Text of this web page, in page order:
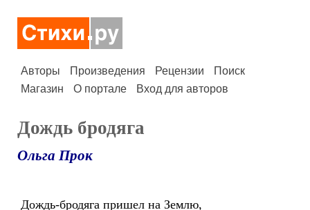
Авторы Произведения Рецензии
Поиск
Магазин
О портале Вход для авторов
Дождь бродяга
Ольга Прок
Дождь-бродяга пришел на Землю,